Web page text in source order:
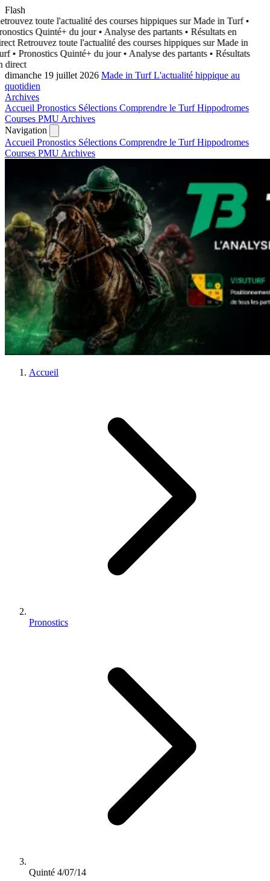
Flash
toute l'actualité des courses hippiques sur Made in Turf •
Quinté+ du jour • Analyse des partants • Résultats en
Retrouvez toute l'actualité des courses hippiques sur Made in
• Pronostics Quinté+ du jour • Analyse des partants • Résultats
direct
dimanche 19 juillet 2026 Made in TurfL'actualité hippique au
quotidien
Archives
Accueil Pronostics Sélections Comprendre le TurfHippodromes
Courses PMU Archives
Navigation
Accueil Pronostics Sélections Comprendre le TurfHippodromes
Courses PMU Archives
Accueil
Pronostics
Quinté 4/07/14